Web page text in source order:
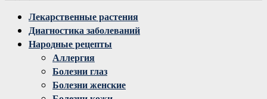
Facebook
Twitter
Instagram
YoutubeЛекарственные растения
Диагностика заболеваний
Народные рецепты
Аллергия
Болезни глаз
Болезни женские